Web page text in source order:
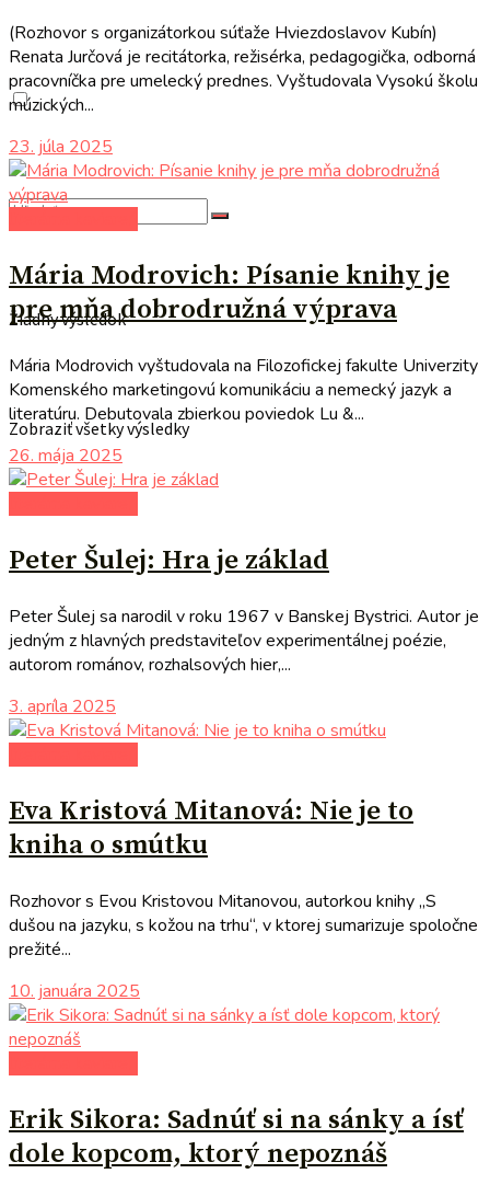
Žiadny výsledok
Zobraziť všetky výsledky
(Rozhovor s organizátorkou súťaže Hviezdoslavov Kubín)
Renata Jurčová je recitátorka, režisérka, pedagogička, odborná
pracovníčka pre umelecký prednes. Vyštudovala Vysokú školu
múzických...
23. júla 2025
Mária Modrovich: Písanie knihy je
pre mňa dobrodružná výprava
Mária Modrovich vyštudovala na Filozofickej fakulte Univerzity
Komenského marketingovú komunikáciu a nemecký jazyk a
literatúru. Debutovala zbierkou poviedok Lu &...
26. mája 2025
Peter Šulej: Hra je základ
Peter Šulej sa narodil v roku 1967 v Banskej Bystrici. Autor je
jedným z hlavných predstaviteľov experimentálnej poézie,
autorom románov, rozhalsových hier,...
3. apríla 2025
Eva Kristová Mitanová: Nie je to
kniha o smútku
Rozhovor s Evou Kristovou Mitanovou, autorkou knihy „S
dušou na jazyku, s kožou na trhu“, v ktorej sumarizuje spoločne
prežité...
10. januára 2025
Erik Sikora: Sadnúť si na sánky a ísť
dole kopcom, ktorý nepoznáš